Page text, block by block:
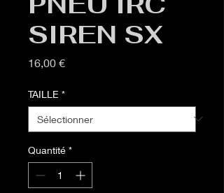
SIREN SX
16,00 €Prix
TAILLE *
Quantité *